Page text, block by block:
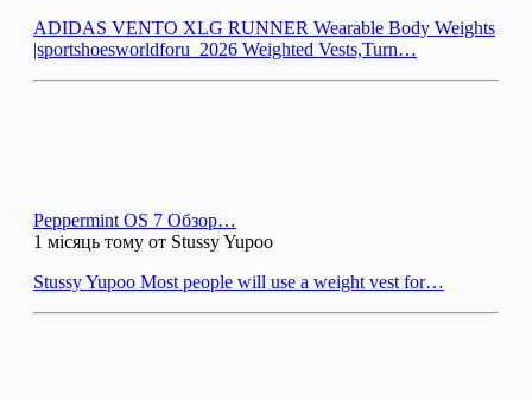
ADIDAS VENTO XLG RUNNER Wearable Body Weights
|sportshoesworldforu_2026 Weighted Vests,Turn…
Peppermint OS 7 Обзор…
1 місяць тому от Stussy Yupoo
Stussy Yupoo Most people will use a weight vest for…